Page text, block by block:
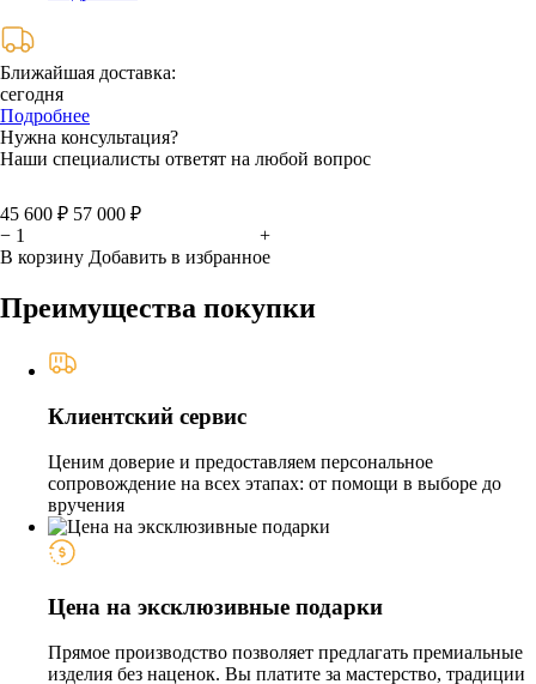
Ближайшая доставка:
сегодня
Подробнее
Нужна консультация?
Наши специалисты ответят на любой вопрос
45 600 ₽ 57 000 ₽
−
+
В корзину Добавить в избранное
Преимущества покупки
Клиентский сервис
Ценим доверие и предоставляем персональное
сопровождение на всех этапах: от помощи в выборе до
вручения
Цена на эксклюзивные подарки
Прямое производство позволяет предлагать премиальные
изделия без наценок. Вы платите за мастерство, традиции